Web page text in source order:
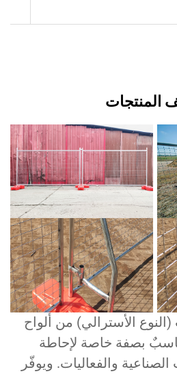
الأسترالي) من ألواح
بصفة خاصة لإحاطة
والفعاليات. ويوفّر